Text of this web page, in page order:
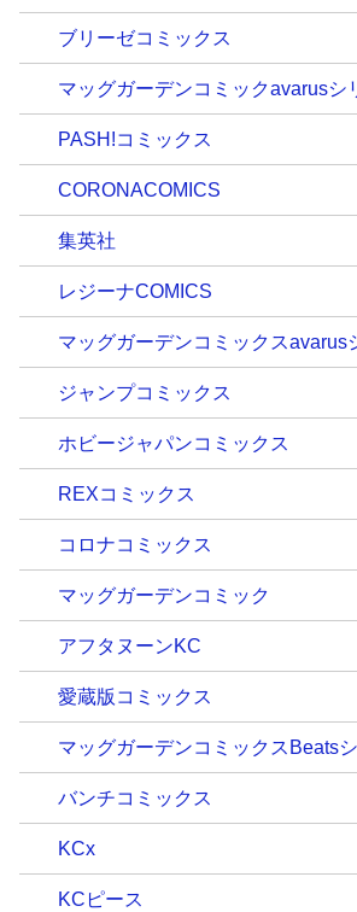
ブリーゼコミックス
マッグガーデンコミックavarusシ
PASH!コミックス
CORONACOMICS
集英社
レジーナCOMICS
マッグガーデンコミックスavarus
ジャンプコミックス
ホビージャパンコミックス
REXコミックス
コロナコミックス
マッグガーデンコミック
アフタヌーンKC
愛蔵版コミックス
マッグガーデンコミックスBeats
バンチコミックス
KCx
KCピース